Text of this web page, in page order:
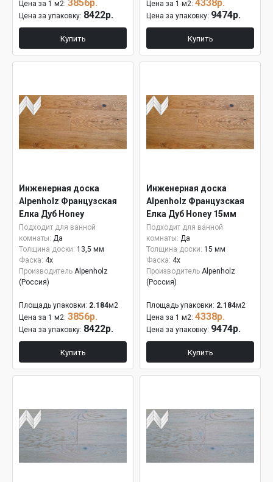
Цена за 1 м2: 3856р.
Цена за упаковку: 8422р.
Купить
Цена за 1 м2: 4338р.
Цена за упаковку: 9474р.
Купить
Инженерная доска
Alpenholz Французская
Елка Дуб Honey
Подходит для ванной
комнаты: Да
Толщина доски: 13,5 мм
Фаска: 4x
Производитель Alpenholz
(Россия)
Площадь упаковки: 2.184м2
Цена за 1 м2: 3856р.
Цена за упаковку: 8422р.
Купить
Инженерная доска
Alpenholz Французская
Елка Дуб Honey 15мм
Подходит для ванной
комнаты: Да
Толщина доски: 15 мм
Фаска: 4x
Производитель Alpenholz
(Россия)
Площадь упаковки: 2.184м2
Цена за 1 м2: 4338р.
Цена за упаковку: 9474р.
Купить